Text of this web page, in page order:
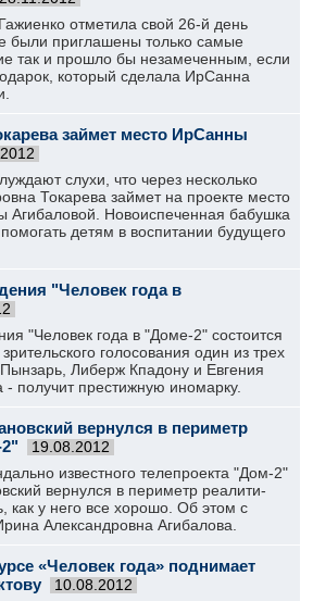
отметила свой 26-й день
были приглашены только самые
так и прошло бы незамеченным, если
который сделала ИрСанна
займет место ИрСанны
слухи, что через несколько
Токарева займет на проекте место
Агибаловой. Новоиспеченная бабушка
детям в воспитании будущего
"Человек года в
"Человек года в "Доме-2" состоится
голосования один из трех
Либерж Кпадону и Евгения
получит престижную иномарку.
вернулся в периметр
19.08.2012
известного телепроекта "Дом-2"
вернулся в периметр реалити-
как у него все хорошо. Об этом с
Александровна Агибалова.
«Человек года» поднимает
10.08.2012